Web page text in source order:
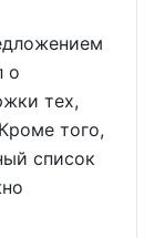
о
тех,
того,
список